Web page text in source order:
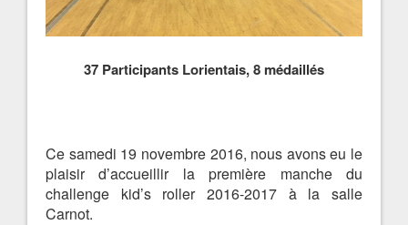
37 Participants Lorientais, 8 médaillés
Ce samedi 19 novembre 2016, nous avons eu le
plaisir d’accueillir la première manche du
challenge kid’s roller 2016-2017 à la salle
Carnot.